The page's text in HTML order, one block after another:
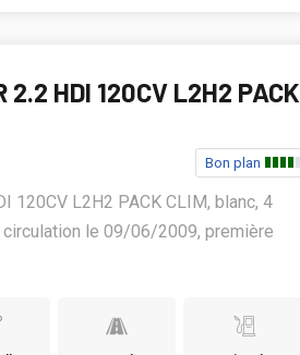
2.2 HDI 120CV L2H2 PACK
Bon plan
120CV L2H2 PACK CLIM, blanc, 4
le 09/06/2009, première